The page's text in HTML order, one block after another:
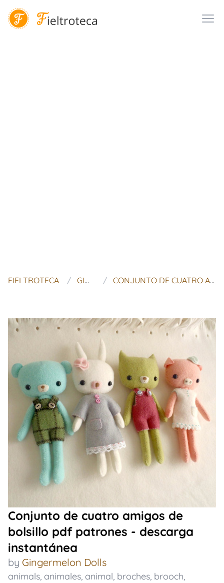
FIELTROTECA GINGERMELON DOLLS CONJUNTO DE CUATRO AMIGOS DE BOLSILLO PDF PATRONES - DESCARGA INSTANTÁNEA
Conjunto de cuatro amigos de
bolsillo pdf patrones - descarga
instantánea
by Gingermelon Dolls
animals, animales, animal, broches, brooch,